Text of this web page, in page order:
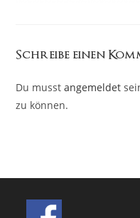
Schreibe einen
Du musstangemeldet
zu können.